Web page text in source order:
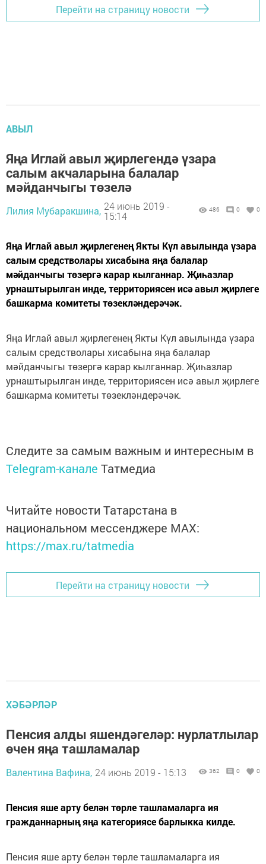
Перейти на страницу новости
АВЫЛ
Яңа Иглай авыл җирлегендә үзара
салым акчаларына балалар
мәйданчыгы төзелә
Лилия Мубаракшина, 24 июнь 2019 -
15:14
486 0 0
Яңа Иглай авыл җирлегенең Якты Күл авылында үзара
салым средстволары хисабына яңа балалар
мәйданчыгы төзергә карар кылганнар. Җиһазлар
урнаштырылган инде, территориясен исә авыл җирлеге
башкарма комитеты төзекләндерәчәк.
Яңа Иглай авыл җирлегенең Якты Күл авылында үзара
салым средстволары хисабына яңа балалар
мәйданчыгы төзергә карар кылганнар. Җиһазлар
урнаштырылган инде, территориясен исә авыл җирлеге
башкарма комитеты төзекләндерәчәк.
Следите за самым важным и интересным в
Telegram-канале Татмедиа
Читайте новости Татарстана в
национальном мессенджере MАХ:
https://max.ru/tatmedia
Перейти на страницу новости
ХӘБӘРЛӘР
Пенсия алды яшендәгеләр: нурлатлылар
өчен яңа ташламалар
Валентина Вафина, 24 июнь 2019 - 15:13 362 0 0
Пенсия яше арту белән төрле ташламаларга ия
гражданнарның яңа категориясе барлыкка килде.
Пенсия яше арту белән төрле ташламаларга ия